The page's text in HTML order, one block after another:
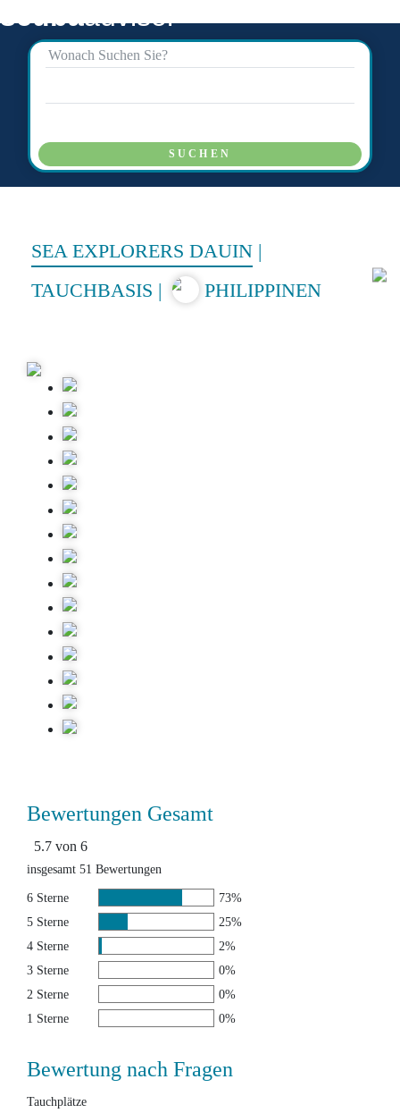
scubaadvisor
SUCHEN
SEA EXPLORERS DAUIN |
TAUCHBASIS | PHILIPPINEN
Bewertungen Gesamt
5.7 von 6
insgesamt 51 Bewertungen
6 Sterne
73%
5 Sterne
25%
4 Sterne
2%
3 Sterne
0%
2 Sterne
0%
1 Sterne
0%
Bewertung nach Fragen
Tauchplätze